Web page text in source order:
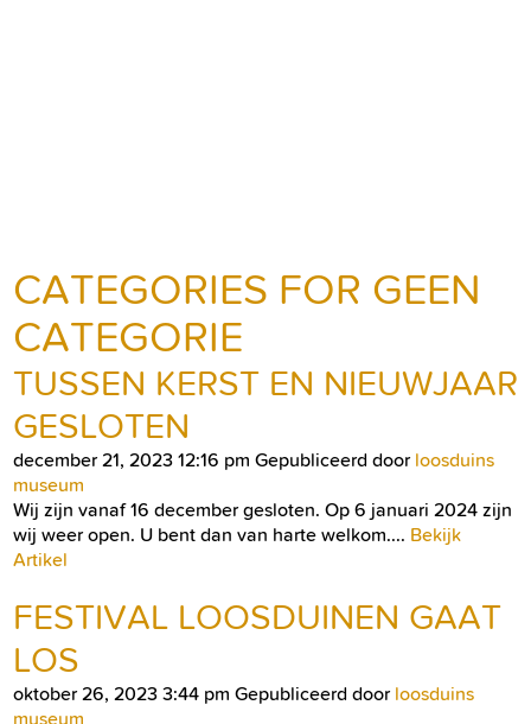
CATEGORIES FOR GEEN
CATEGORIE
TUSSEN KERST EN NIEUWJAAR
GESLOTEN
december 21, 2023 12:16 pm Gepubliceerd door loosduins
museum
Wij zijn vanaf 16 december gesloten. Op 6 januari 2024 zijn
wij weer open. U bent dan van harte welkom.... Bekijk
Artikel
FESTIVAL LOOSDUINEN GAAT
LOS
oktober 26, 2023 3:44 pm Gepubliceerd door loosduins
museum